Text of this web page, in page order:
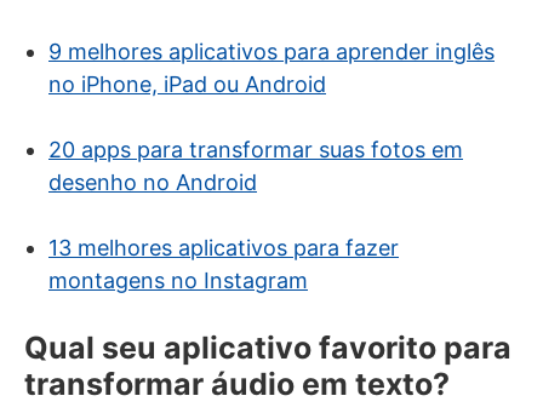
9 melhores aplicativos para aprender inglês
no iPhone, iPad ou Android
20 apps para transformar suas fotos em
desenho no Android
13 melhores aplicativos para fazer
montagens no Instagram
Qual seu aplicativo favorito para
transformar áudio em texto?